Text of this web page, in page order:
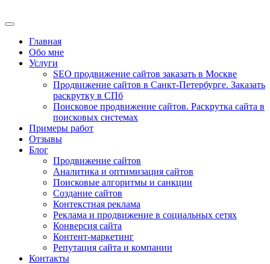
Главная
Обо мне
Услуги
SEO продвижение сайтов заказать в Москве
Продвижение сайтов в Санкт-Петербурге. Заказать
раскрутку в СПб
Поисковое продвижение сайтов. Раскрутка сайта в
поисковых системах
Примеры работ
Отзывы
Блог
Продвижение сайтов
Аналитика и оптимизация сайтов
Поисковые алгоритмы и санкции
Создание сайтов
Контекстная реклама
Реклама и продвижение в социальных сетях
Конверсия сайта
Контент-маркетинг
Репутация сайта и компании
Контакты